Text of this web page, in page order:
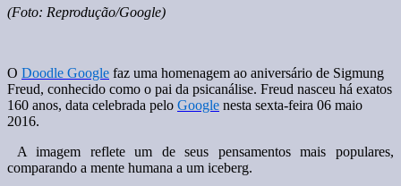
(Foto: Reprodução/Google)
O Doodle Google faz uma homenagem ao aniversário de Sigmung
Freud, conhecido como o pai da psicanálise. Freud nasceu há exatos
160 anos, data celebrada pelo Google nesta sexta-feira 06 maio
2016.
A imagem reflete um de seus pensamentos mais populares,
comparando a mente humana a um iceberg.